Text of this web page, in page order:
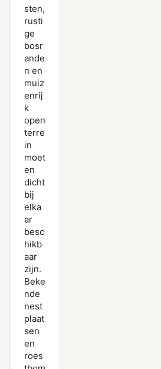
sten,
rusti
ge
bosr
ande
n en
muiz
enrij
k
open
terre
in
moet
en
dicht
bij
elka
ar
besc
hikb
aar
zijn.
Beke
nde
nest
plaat
sen
en
roes